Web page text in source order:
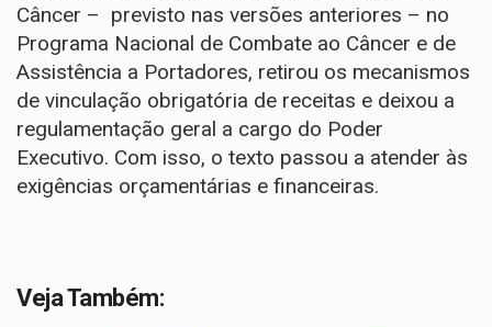
Câncer – previsto nas versões anteriores – no
Programa Nacional de Combate ao Câncer e de
Assistência a Portadores, retirou os mecanismos
de vinculação obrigatória de receitas e deixou a
regulamentação geral a cargo do Poder
Executivo. Com isso, o texto passou a atender às
exigências orçamentárias e financeiras.
Veja Também: